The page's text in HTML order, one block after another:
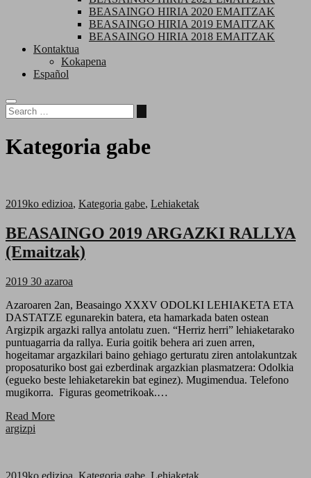
BEASAINGO HIRIA 2020 EMAITZAK
BEASAINGO HIRIA 2019 EMAITZAK
BEASAINGO HIRIA 2018 EMAITZAK
Kontaktua
Kokapena
Español
Kategoria gabe
2019ko edizioa, Kategoria gabe, Lehiaketak
BEASAINGO 2019 ARGAZKI RALLYA
(Emaitzak)
2019 30 azaroa
Azaroaren 2an, Beasaingo XXXV ODOLKI LEHIAKETA ETA
DASTATZE egunarekin batera, eta hamarkada baten ostean
Argizpik argazki rallya antolatu zuen. “Herriz herri” lehiaketarako
puntuagarria da rallya. Euria goitik behera ari zuen arren,
hogeitamar argazkilari baino gehiago gerturatu ziren antolakuntzak
proposaturiko bost gai ezberdinak argazkian plasmatzera: Odolkia
(egueko beste lehiaketarekin bat eginez). Mugimendua. Telefono
mugikorra. Figuras geometrikoak.…
Read More
argizpi
2019ko edizioa, Kategoria gabe, Lehiaketak